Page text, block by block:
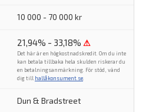
10 000 - 70 000 kr
21,94% - 33,18% ⚠
Det här är en högkostnadskredit. Om du inte
kan betala tillbaka hela skulden riskerar du
en betalningsanmärkning. För stöd, vänd
dig till hallåkonsument.se
Dun & Bradstreet